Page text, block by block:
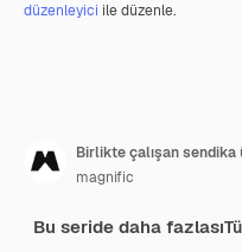
düzenleyici ile düzenle.
Birlikte çalışan sendika
magnific
Bu seride daha fazlası